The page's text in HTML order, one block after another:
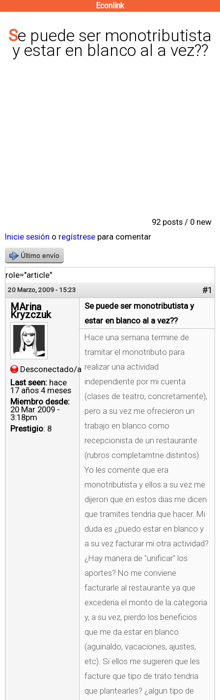
contenido
principal
Econlink
Se puede ser monotributista
y estar en blanco al a vez??
92 posts / 0 new
Inicie sesión o regístrese para comentar
Último envío
role="article"
20 Marzo, 2009 - 15:23 #1
MArina
Kryzczuk
Desconectado/a
Last seen: hace
17 años 4 meses
Miembro desde:
20 Mar 2009 -
3:18pm
Prestigio: 8
Se puede ser monotributista y
estar en blanco al a vez??
Hace una semana termine de
tramitar el monotributo para
realizar una actividad
independiente por mi cuenta
(clases de teatro, concretamente),
pero a su vez me ofrecieron un
trabajo en blanco como
recepcionista de un restaurante
(rubros completamtne distintos).
Yo les comente que era
monotributista y ellos a su vez me
dijeron que en estos dias me dicen
que tramites tendria que hacer. Mi
duda es ¿puedo estar en blanco y
a su vez facturar mi otra actividad?
¿Hay manera de "unificar" los
aportes? No me conviene
facturarle al restaurante ya que
excederia el monto de la categoria
y, a su vez, pierdo los beneficios
que me da estar en blanco
(aguinaldo, vacaciones, ajustes,
etc). Si ellos me sugieren que les
facture que tipo de trato tendria
que plantearles? ¿algun tipo de